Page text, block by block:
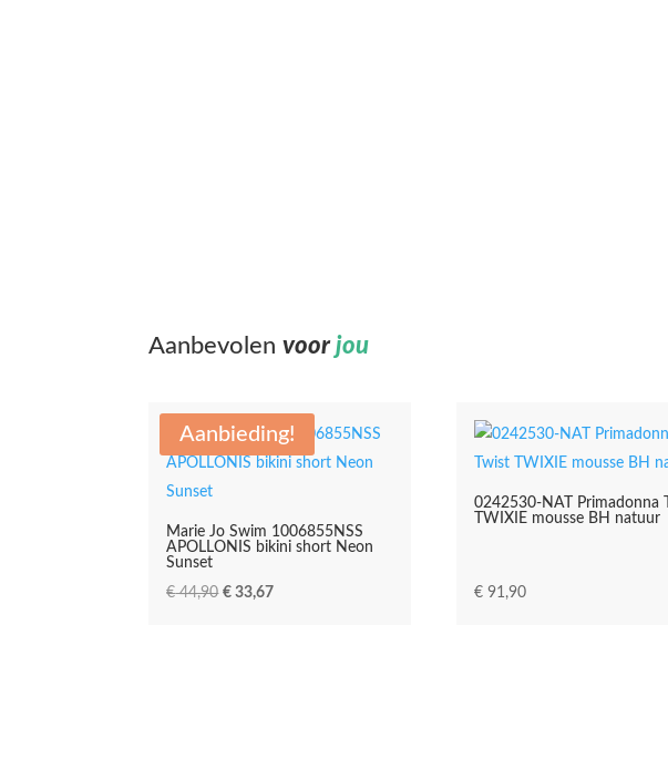
Aanbevolenvoor jou
Aanbieding!
Marie Jo Swim 1006855NSS
APOLLONIS bikini short Neon
Sunset
€44,90 Oorspronkelijke
€ 33,67Huidige
0242530-NAT Primadonna
TWIXIE mousse BH natuur
€ 91,90